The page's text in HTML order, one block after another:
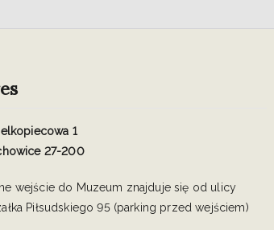
1
27-200
wejście do Muzeum znajduje się od ulicy
Piłsudskiego 95 (parking przed wejściem)